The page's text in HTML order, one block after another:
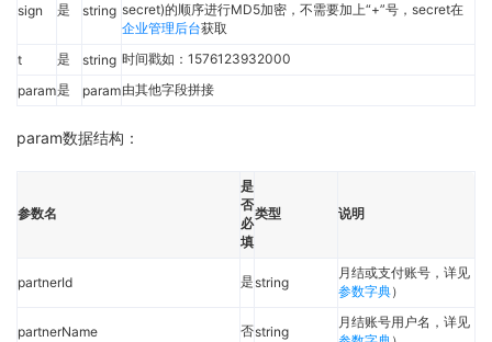
sign 是 string secret)的顺序进行MD5加密，不需要加上“+”号，secret在
企业管理后台获取
t
是 string 时间戳如：1576123932000
param是 param由其他字段拼接
param数据结构：
参数名
是
否
必
填
类型 说明
partnerId 是string
月结或支付账号，详见
参数字典）
partnerName 否string
月结账号用户名，详见